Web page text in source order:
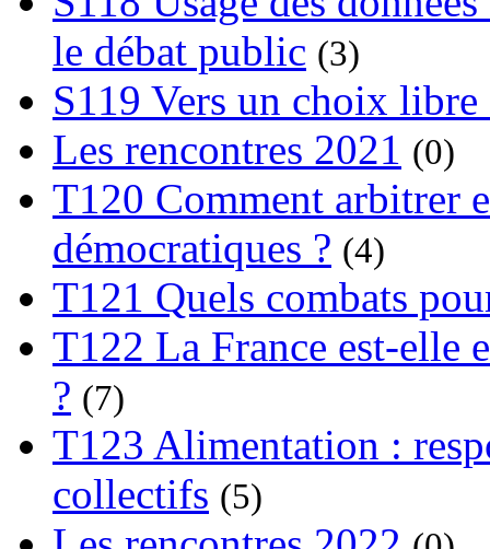
le débat public (3)
S119 Vers un choix
Les rencontres 2021 (0)
T120 Comment arbitrer
démocratiques ? (4)
T121 Quels combats
T122 La France est-elle
? (7)
T123 Alimentation :
collectifs (5)